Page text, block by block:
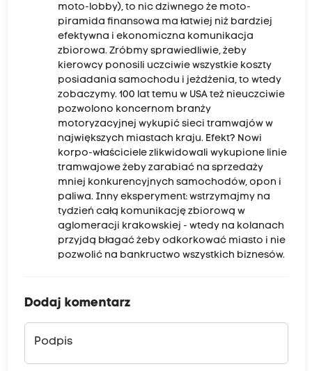
moto-lobby), to nic dziwnego że moto-
piramida finansowa ma łatwiej niż bardziej
efektywna i ekonomiczna komunikacja
zbiorowa. Zróbmy sprawiedliwie, żeby
kierowcy ponosili uczciwie wszystkie koszty
posiadania samochodu i jeżdżenia, to wtedy
zobaczymy. 100 lat temu w USA też nieuczciwie
pozwolono koncernom branży
motoryzacyjnej wykupić sieci tramwajów w
największych miastach kraju. Efekt? Nowi
korpo-właściciele zlikwidowali wykupione linie
tramwajowe żeby zarabiać na sprzedaży
mniej konkurencyjnych samochodów, opon i
paliwa. Inny eksperyment: wstrzymajmy na
tydzień całą komunikację zbiorową w
aglomeracji krakowskiej - wtedy na kolanach
przyjdą błagać żeby odkorkować miasto i nie
pozwolić na bankructwo wszystkich biznesów.
Dodaj komentarz
Podpis